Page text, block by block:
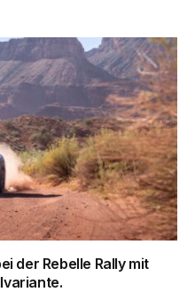
der Rebelle Rally mit